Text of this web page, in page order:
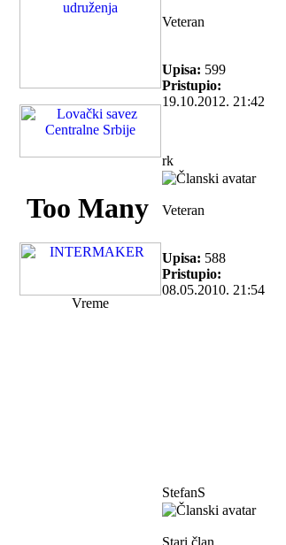
Vreme
Veteran
Upisa: 599
Pristupio:
19.10.2012. 21:42
rk
Veteran
Upisa: 588
Pristupio:
08.05.2010. 21:54
StefanS
Stari član